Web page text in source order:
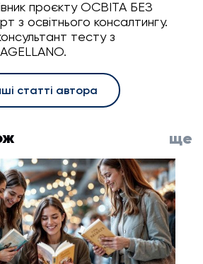
проєкту ОСВІТА БЕЗ
з освітнього консалтингу.
тесту з
статті автора
ще